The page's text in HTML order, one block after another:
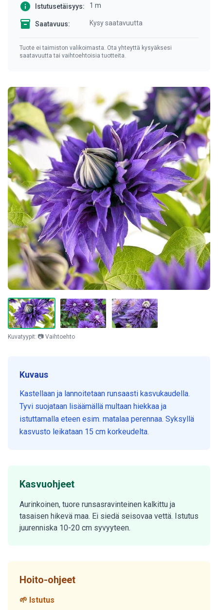
info Istutusetäisyys: 1 m
inventory Saatavuus: Kysy saatavuutta
Tuote ei taimiston valikoimasta. Ota yhteyttä kysyäksesi
saatavuutta tai vaihtoehtoisia tuotteita.
Kuvatyypit: 📷 Vaihtoehto
Kuvaus
Kastellaan ja lannoitetaan runsaasti kasvukaudella.
Tyvi suojataan lisäämällä multaan hiekkaa ja
istuttamalla eteen esim. matalaa perennaa. Syksyllä
kasvusto leikataan 15 cm korkeudelta.
Kasvuohjeet
Aurinkoinen, tuore runsasravinteinen kalkittu ja
tasaisen hikevä maa. Ei siedä seisovaa vettä. Istutus
juurenniska 10-20 cm syvyyteen.
Hoito-ohjeet
🌱 Istutus